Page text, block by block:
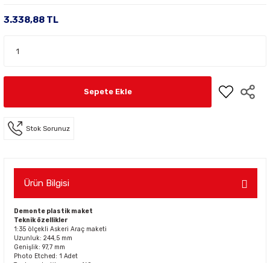
3.338,88 TL
Sepete Ekle
Stok Sorunuz
Ürün Bilgisi
Demonte plastik maket
Teknik özellikler
1:35 ölçekli Askeri Araç maketi
Uzunluk: 244,5 mm
Genişlik: 97,7 mm
Photo Etched: 1 Adet